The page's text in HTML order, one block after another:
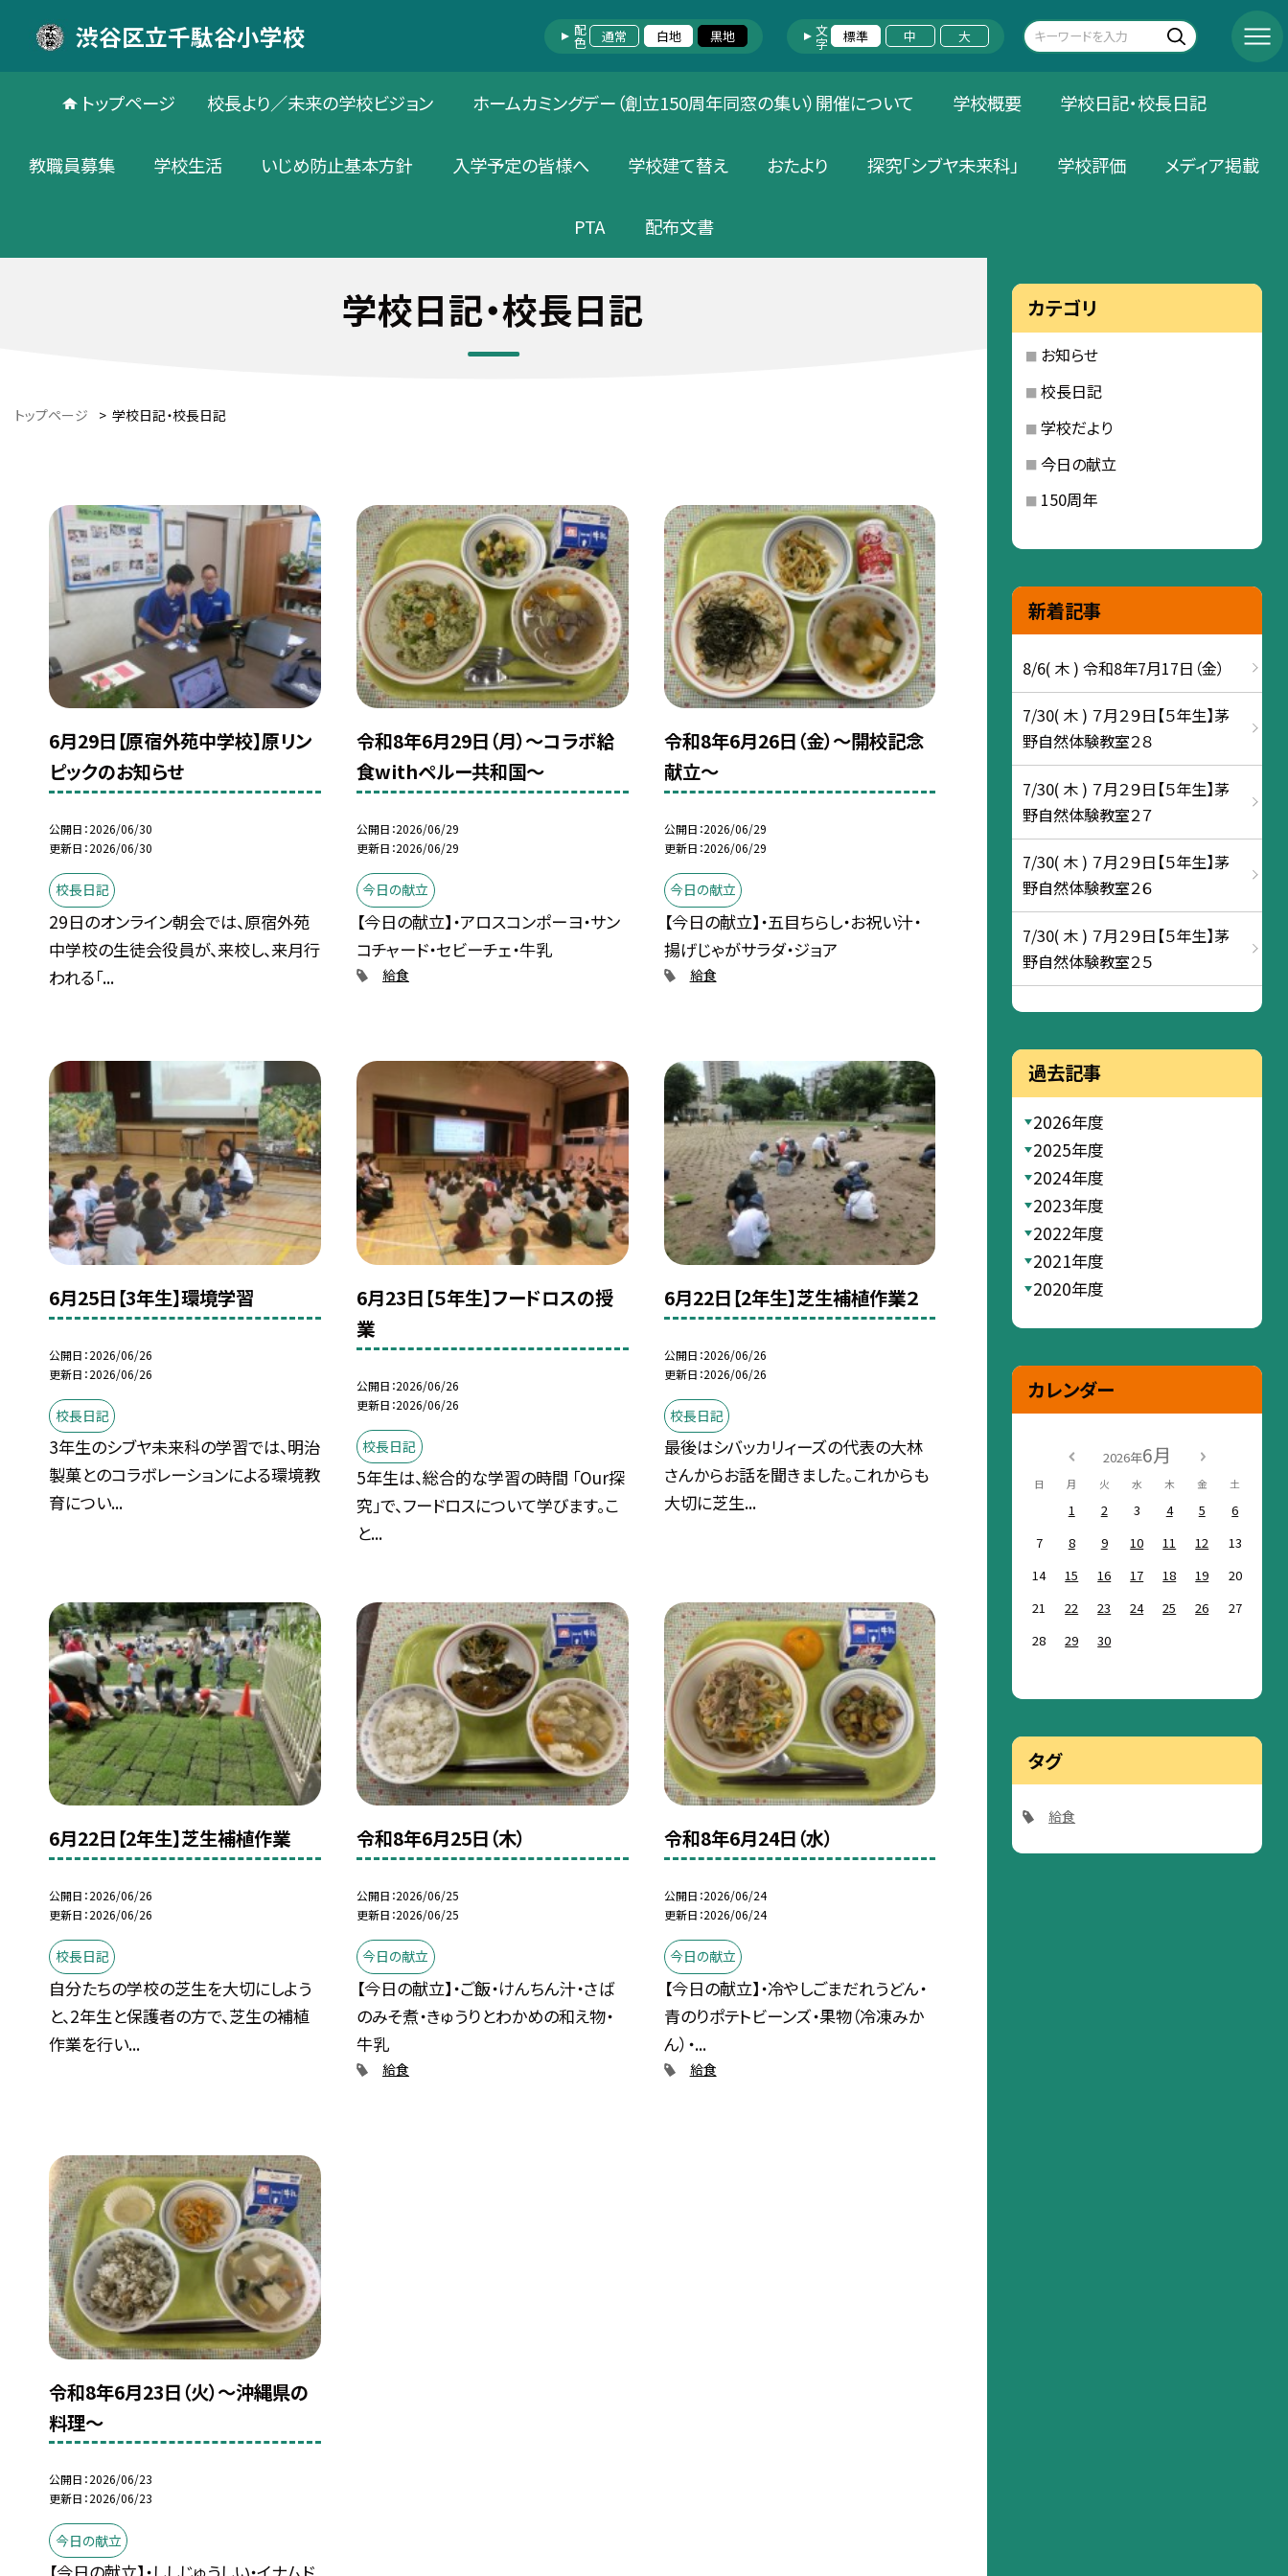
渋谷区立千駄谷小学校 配色 通常 白地 黒地 文字 標準 中 大
トップページ 校長より／未来の学校ビジョン ホームカミングデー（創立150周年同窓の集い）開催について 学校概要 学校日記・校長日記
教職員募集 学校生活 いじめ防止基本方針 入学予定の皆様へ 学校建て替え おたより 探究「シブヤ未来科」 学校評価 メディア掲載
PTA 配布文書
学校日記・校長日記
トップページ > 学校日記・校長日記
6月29日【原宿外苑中学校】原リン
ピックのお知らせ
公開日 2026/06/30
更新日 2026/06/30
校長日記
29日のオンライン朝会では、原宿外苑
中学校の生徒会役員が、来校し、来月行
われる「...
令和8年6月29日（月）～コラボ給
食withペルー共和国～
公開日 2026/06/29
更新日 2026/06/29
今日の献立
【今日の献立】・アロスコンポーヨ・サン
コチャード・セビーチェ・牛乳
給食
令和8年6月26日（金）～開校記念
献立～
公開日 2026/06/29
更新日 2026/06/29
今日の献立
【今日の献立】・五目ちらし・お祝い汁・
揚げじゃがサラダ・ジョア
給食
6月25日【3年生】環境学習
公開日 2026/06/26
更新日 2026/06/26
校長日記
3年生のシブヤ未来科の学習では、明治
製菓とのコラボレーションによる環境教
育につい...
6月23日【５年生】フードロスの授
業
公開日 2026/06/26
更新日 2026/06/26
校長日記
5年生は、総合的な学習の時間 「Our探
究」で、フードロスについて学びます。こ
と...
6月22日【2年生】芝生補植作業２
公開日 2026/06/26
更新日 2026/06/26
校長日記
最後はシバッカリィーズの代表の大林
さんからお話を聞きました。これからも
大切に芝生...
6月22日【2年生】芝生補植作業
公開日 2026/06/26
更新日 2026/06/26
校長日記
自分たちの学校の芝生を大切にしよう
と、2年生と保護者の方で、芝生の補植
作業を行い...
令和8年6月25日（木）
公開日 2026/06/25
更新日 2026/06/25
今日の献立
【今日の献立】・ご飯・けんちん汁・さば
のみそ煮・きゅうりとわかめの和え物・
牛乳
給食
令和8年6月24日（水）
公開日 2026/06/24
更新日 2026/06/24
今日の献立
【今日の献立】・冷やしごまだれうどん・
青のりポテトビーンズ・果物（冷凍みか
ん）・...
給食
令和8年6月23日（火）～沖縄県の
料理～
公開日 2026/06/23
更新日 2026/06/23
今日の献立
カテゴリ
お知らせ
校長日記
学校だより
今日の献立
150周年
新着記事
8/6( 木 ) 令和8年7月17日（金）
7/30( 木 ) ７月２９日【５年生】茅
野自然体験教室２８
7/30( 木 ) ７月２９日【５年生】茅
野自然体験教室２７
7/30( 木 ) ７月２９日【５年生】茅
野自然体験教室２６
7/30( 木 ) ７月２９日【５年生】茅
野自然体験教室２５
過去記事
2026年度
2025年度
2024年度
2023年度
2022年度
2021年度
2020年度
カレンダー
2026年6月
日 月 火 水 木 金 土
1 2 3 4 5
6
7
8 9 10 11 12
13
14
15 16 17 18 19
20
21
22 23 24 25 26
27
28
29 30
タグ
給食